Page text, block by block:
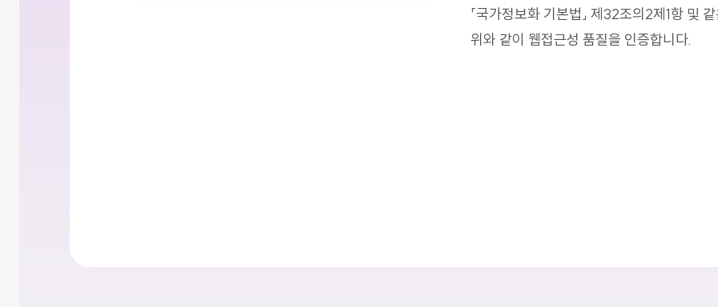
「국가정보화 기본법」 제32조의2제1항 및
위와 같이 웹접근성 품질을 인증합니다.